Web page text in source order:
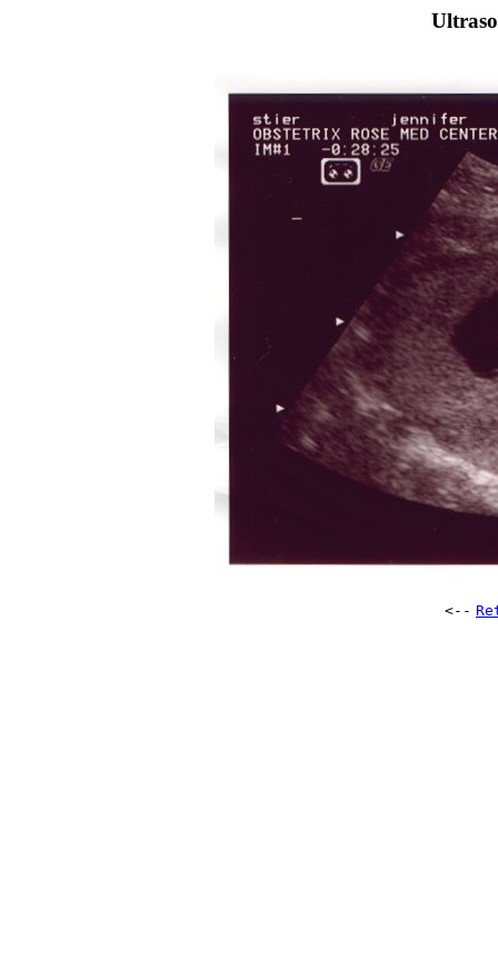
<--